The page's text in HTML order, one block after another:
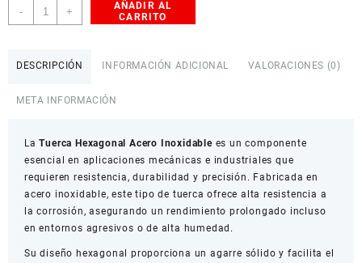
-
Tuerca
Hexagonal
Inoxidable
+
AÑADIR AL
CARRITO
DESCRIPCIÓN INFORMACIÓN ADICIONAL VALORACIONES (0)
META INFORMACIÓN
LaTuerca Hexagonal Acero Inoxidablees un componente
esencial en aplicaciones mecánicas e industriales que
requieren resistencia, durabilidad y precisión. Fabricada en
acero inoxidable, este tipo de tuerca ofrece alta resistencia a
la corrosión, asegurando un rendimiento prolongado incluso
en entornos agresivos o de alta humedad.
Su diseño hexagonal proporciona un agarre sólido y facilita el